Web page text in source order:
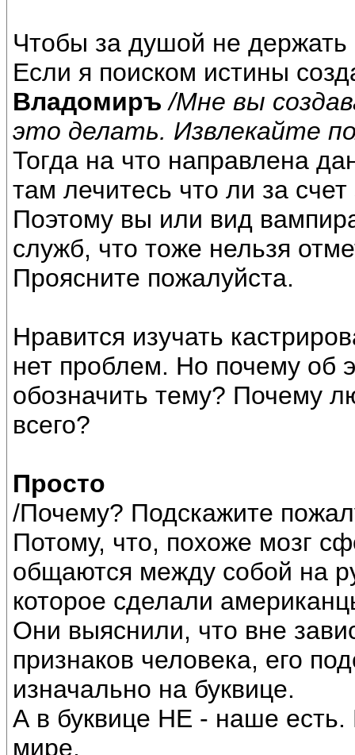
Чтобы за душой не
Если я поиском истины
Владомиръ /Мне вы
это делать. Извлекайте
Тогда на что направлена
там лечитесь что ли за счет
Поэтому вы или вид
служб, что тоже нельзя
Проясните пожалуйста.
Нравится изучать
нет проблем. Но почему об
обозначить тему? Почему
всего?
Просто
/Почему? Подскажите
Потому, что, похоже мозг
общаются между собой на
которое сделали
Они выяснили, что вне
признаков человека, его
изначально на буквице.
А в буквице НЕ - наше
мире.